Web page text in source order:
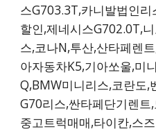
스G703.3T,카니발법인
할인,제네시스G702.0T,
스,코나N,투산,산타페렌
아자동차K5,기아쏘울,미
Q,BMW미니리스,코란도,
G70리스,싼타페단기렌
중고트럭매매,타이칸,스